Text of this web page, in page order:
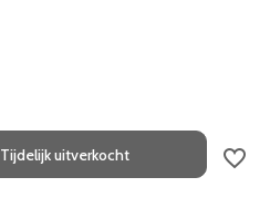
Tijdelijk uitverkocht